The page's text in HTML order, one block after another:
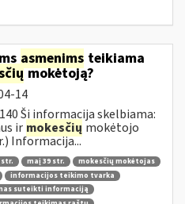
asmenims teikiama
mokėtoją?
14
Ši informacija skelbiama:
ir mokesčių mokėtojo
Informacija...
str. maį 39 str.
mokesčių mokėtojas
informacijos teikimo tvarka
suteikti informaciją